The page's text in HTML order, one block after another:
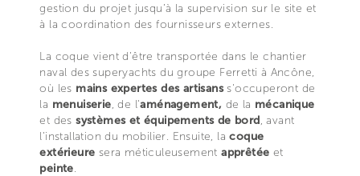
gestion du projet jusqu’à la supervision sur le site et
à la coordination des fournisseurs externes.
La coque vient d’être transportée dans le chantier
naval des superyachts du groupe Ferretti à Ancône,
où les mains expertes des artisanss'occuperont de
la menuiserie, de l'aménagement, de la mécanique
et dessystèmes et équipements de bord, avant
l’installation du mobilier. Ensuite, la coque
extérieure sera méticuleusementapprêtée et
peinte.